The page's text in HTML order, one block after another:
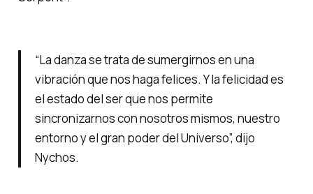
“La danza se trata de sumergirnos en una
vibración que nos haga felices. Y la felicidad es
el estado del ser que nos permite
sincronizarnos con nosotros mismos, nuestro
entorno y el gran poder del Universo”, dijo
Nychos.